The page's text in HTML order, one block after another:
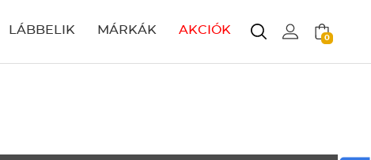
LÁBBELIK MÁRKÁK AKCIÓK
0